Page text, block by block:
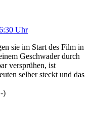
Uhr
sie im Start des Film in
Geschwader durch
versprühen, ist
selber steckt und das
)